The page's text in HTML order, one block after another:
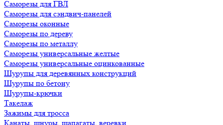
Саморезы для ГВЛ
Саморезы для сэндвич-панелей
Саморезы оконные
Саморезы по дереву
Саморезы по металлу
Саморезы универсальные желтые
Саморезы универсальные оцинкованные
Шурупы для деревянных конструкций
Шурупы по бетону
Шурупы-крючки
Такелаж
Зажимы для тросса
Канаты, шнуры, шапагаты, веревки